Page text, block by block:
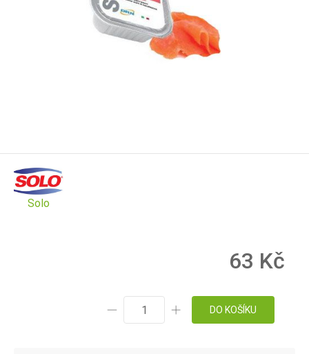
Solo
63 Kč
DO KOŠÍKU